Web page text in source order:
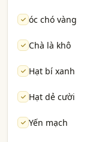
óc chó vàng
Chà là khô
Hạt bí xanh
Hạt dẻ cười
Yến mạch